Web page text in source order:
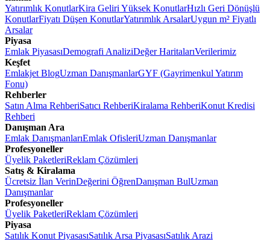
Yatırımlık KonutlarKira Geliri Yüksek KonutlarHızlı Geri Dönüşlü
KonutlarFiyatı Düşen KonutlarYatırımlık ArsalarUygun m² Fiyatlı
Arsalar
Piyasa
Emlak PiyasasıDemografi AnaliziDeğer HaritalarıVerilerimiz
Keşfet
Emlakjet BlogUzman DanışmanlarGYF (Gayrimenkul Yatırım
Fonu)
Rehberler
Satın Alma RehberiSatıcı RehberiKiralama RehberiKonut Kredisi
Rehberi
Danışman Ara
Emlak DanışmanlarıEmlak OfisleriUzman Danışmanlar
Profesyoneller
Üyelik PaketleriReklam Çözümleri
Satış & Kiralama
Ücretsiz İlan VerinDeğerini ÖğrenDanışman BulUzman
Danışmanlar
Profesyoneller
Üyelik PaketleriReklam Çözümleri
Piyasa
Satılık Konut PiyasasıSatılık Arsa PiyasasıSatılık Arazi